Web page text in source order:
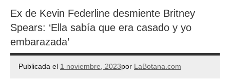
Ex de Kevin Federline desmiente Britney
Spears: ‘Ella sabía que era casado y yo
embarazada’
Publicada el 1 noviembre, 2023por LaBotana.com